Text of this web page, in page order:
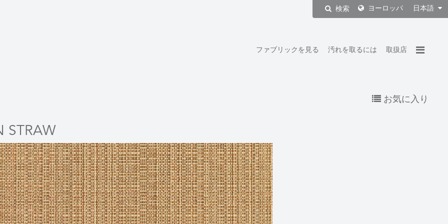
検索 ヨーロッパ 日本語
ファブリックを見る 汚れを取るには 取扱店
お気に入り
STRAW